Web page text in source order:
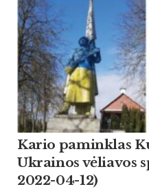
Kario paminklas
Ukrainos vėliavos
2022-04-12)